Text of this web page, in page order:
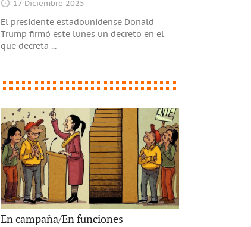
17 Diciembre 2025
El presidente estadounidense Donald
Trump firmó este lunes un decreto en el
que decreta ...
En campaña/En funciones